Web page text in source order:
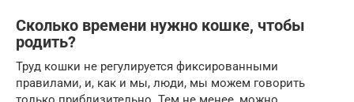
Сколько времени нужно кошке, чтобы
родить?
Труд кошки не регулируется фиксированными
правилами, и, как и мы, люди, мы можем говорить